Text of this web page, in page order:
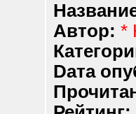
Автор: *
Dата